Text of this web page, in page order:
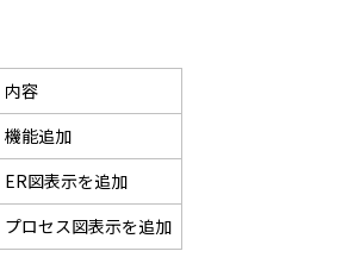
内容
機能追加
ER図表示を追加
プロセス図表示を追加